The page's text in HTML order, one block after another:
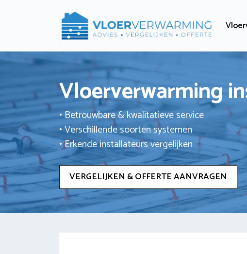
Vloerverwarming
• Betrouwbare & kwalitatieve service
• Verschillende soorten systemen
• Erkende installateurs vergelijken
VERGELIJKEN & OFFERTE AANVRAGEN